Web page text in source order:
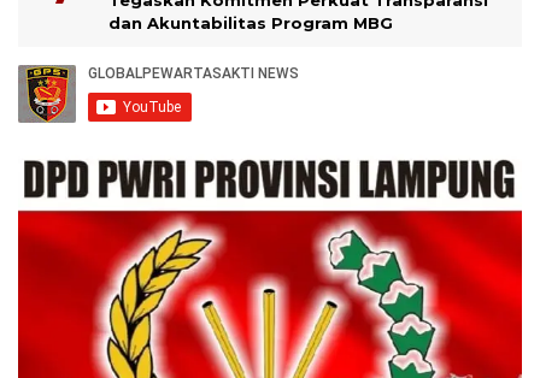
dan Akuntabilitas Program MBG